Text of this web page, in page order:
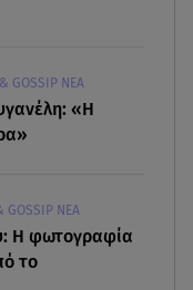
το cool
χώρα για
& GOSSIP ΝΕΑ
«Η
GOSSIP ΝΕΑ
Η φωτογραφία
το